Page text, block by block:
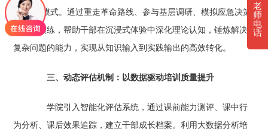
堂”教学模式。通过重走革命路线、参与基层调研、模拟应急决策
等实战演练，帮助干部在沉浸式体验中深化理论认知，锤炼解决
复杂问题的能力，实现从知识输入到实践输出的高效转化。
三、动态评估机制：以数据驱动培训质量提升
学院引入智能化评估系统，通过课前能力测评、课中行
为分析、课后效果追踪，建立干部成长档案。利用大数据分析培
老
师
电
话